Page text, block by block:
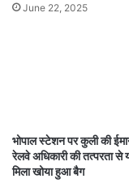
June 22, 2025
भोपाल स्टेशन पर कुली की
रेलवे अधिकारी की तत्परता से
मिला खोया हुआ बैग